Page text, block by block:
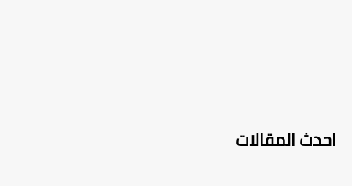
احدث المقالات